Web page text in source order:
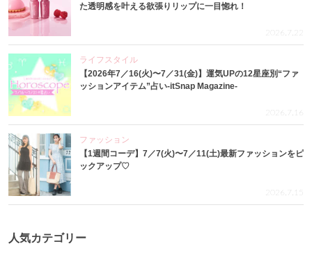
た透明感を叶える欲張りリップに一目惚れ！
2026.7.22
ライフスタイル
【2026年7／16(火)〜7／31(金)】運気UPの12星座別“ファ
ッションアイテム”占い-itSnap Magazine-
2026.7.16
ファッション
【1週間コーデ】7／7(火)〜7／11(土)最新ファッションをピ
ックアップ♡
2026.7.15
人気カテゴリー